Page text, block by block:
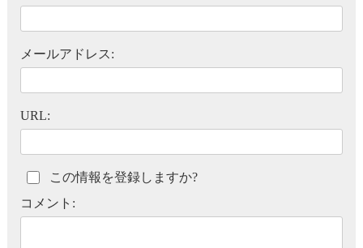
メールアドレス:
URL:
この情報を登録しますか?
コメント: